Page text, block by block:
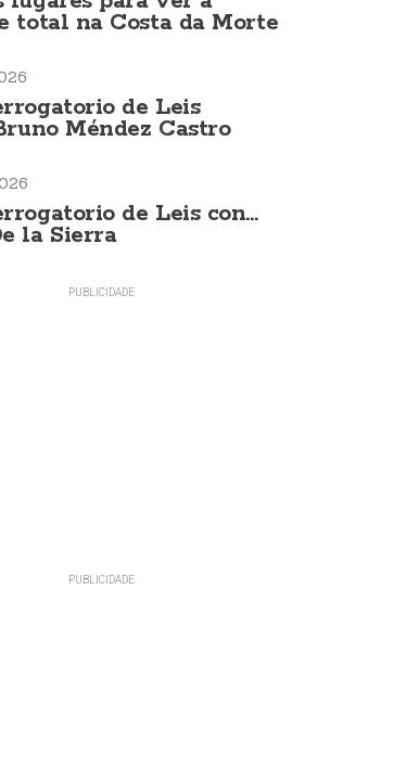
total na Costa da Morte
de Leis
Méndez Castro
de Leis con...
la Sierra